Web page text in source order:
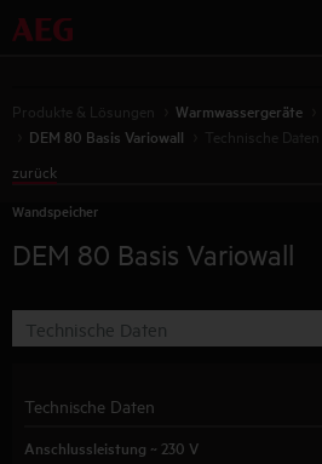
Service
Produkte & Lösungen Warmwassergeräte
DEM 80 Basis Variowall
Technische Daten
zurück
Wandspeicher
DEM 80 Basis Variowall
Technische Daten
Technische Daten
Anschlussleistung ~ 230 V